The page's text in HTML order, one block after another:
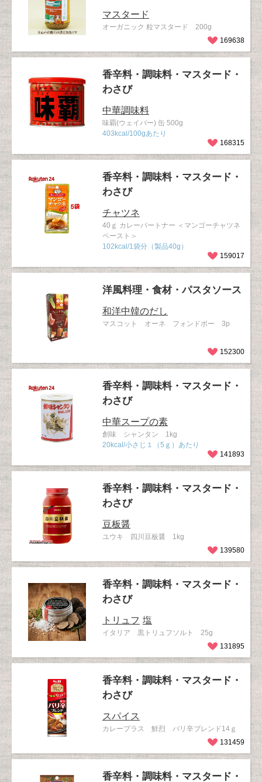
マスタード
オーガニック 粒マスタード 200g
169638
香辛料・調味料・マスタード・
わさび
中華調味料
味覇(ウェイパー) 缶 500g
403kcal/100gあたり
168315
香辛料・調味料・マスタード・
わさび
チャツネ
40ｇ カレーパートナー ＜マンゴーチャツネ
ペースト＞
102kcal/1袋分（製品40g）
159017
洋風料理・食材・パスタソース
和洋中韓のだし
マスコット オーネ フォンドボー 3p
152300
香辛料・調味料・マスタード・
わさび
中華スープの素
創味 シャンタン 1kg
20kcal/小さじ１（5ｇ）あたり
141893
香辛料・調味料・マスタード・
わさび
豆板醤
ユウキ 四川豆板醤 1kg
139580
香辛料・調味料・マスタード・
わさび
トリュフ 塩
イタリア 黒トリュフソルト 25g
131895
香辛料・調味料・マスタード・
わさび
スパイス
カレープラス 鮮烈 バリ辛ブレンド14ｇ
131459
香辛料・調味料・マスタード・